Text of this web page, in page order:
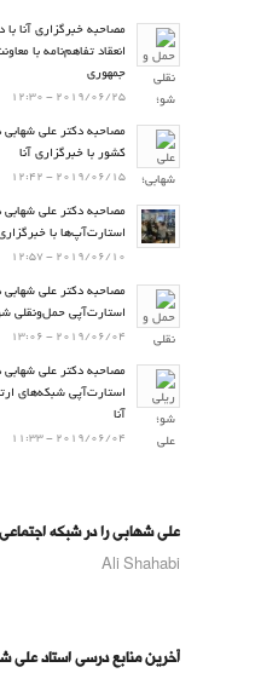
مصاحبه خبرگزاری آنا
انعقاد تفاهم‌نامه با
جمهوری
2019/06/25 - 12:30
مصاحبه دکتر علی
کشور با خبرگزاری آنا
2019/06/15 - 12:42
مصاحبه دکتر علی شهابی
استارت‌آپ‌ها با خبرگزاری
2019/06/10 - 12:57
مصاحبه دکتر علی شهابی
استارت‌آپی حمل‌ونقلی شو
2019/06/04 - 13:06
مصاحبه دکتر علی شهابی
استارت‌آپی شبکه‌های
آنا
2019/06/04 - 11:33
علی شهابی را در شبکه
Ali Shahabi
آخرین منابع درسی استاد علی